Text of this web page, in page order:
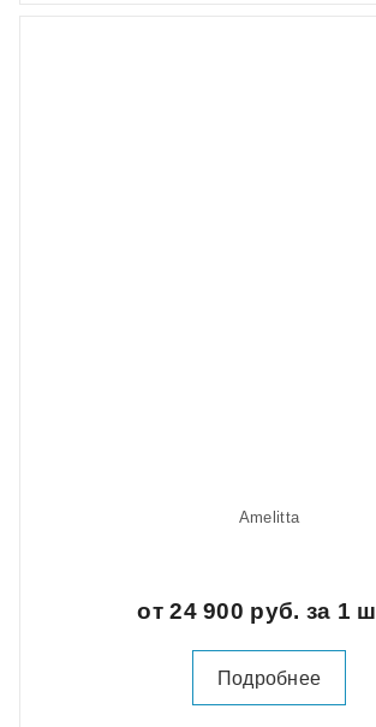
Amelitta
от 24 900 руб. за 1
Подробнее